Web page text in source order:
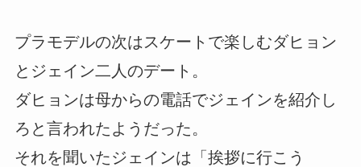
プラモデルの次はスケートで楽しむダヒョン
とジェイン二人のデート。
ダヒョンは母からの電話でジェインを紹介し
ろと言われたようだった。
それを聞いたジェインは「挨拶に行こう